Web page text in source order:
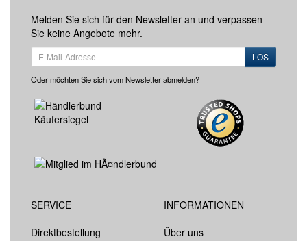
Melden Sie sich für den Newsletter an und verpassen
Sie keine Angebote mehr.
LOS
Oder möchten Sie sich vom Newsletter abmelden?
SERVICE
Direktbestellung
INFORMATIONEN
Über uns